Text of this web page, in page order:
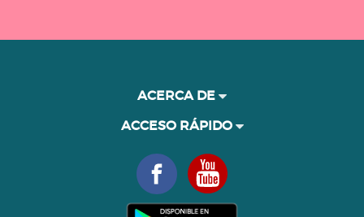
ACERCA DE
ACCESO RÁPIDO